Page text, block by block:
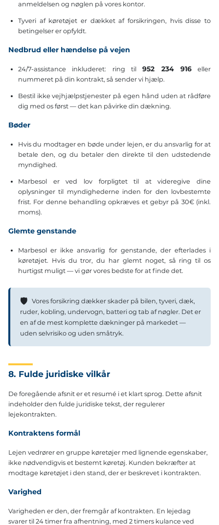
anmeldelsen og nøglen på vores kontor.
Tyveri af køretøjet er dækket af forsikringen, hvis disse to
betingelser er opfyldt.
Nedbrud eller hændelse på vejen
24/7-assistance inkluderet: ring til952 234 916eller
nummeret på din kontrakt, så sender vi hjælp.
Bestil ikke vejhjælpstjenester på egen hånd uden at rådføre
dig med os først — det kan påvirke din dækning.
Bøder
Hvis du modtager en bøde under lejen, er du ansvarlig for at
betale den, og du betaler den direkte til den udstedende
myndighed.
Marbesol er ved lov forpligtet til at videregive dine
oplysninger til myndighederne inden for den lovbestemte
frist. For denne behandling opkræves et gebyr på 30€ (inkl.
moms).
Glemte genstande
Marbesol er ikke ansvarlig for genstande, der efterlades i
køretøjet. Hvis du tror, du har glemt noget, så ring til os
hurtigst muligt — vi gør vores bedste for at finde det.
🛡 Vores forsikring dækker skader på bilen, tyveri, dæk,
ruder, kobling, undervogn, batteri og tab af nøgler. Det er
en af de mest komplette dækninger på markedet —
uden selvrisiko og uden småtryk.
8. Fulde juridiske vilkår
De foregående afsnit er et resumé i et klart sprog. Dette afsnit
indeholder den fulde juridiske tekst, der regulerer
lejekontrakten.
Kontraktens formål
Lejen vedrører en gruppe køretøjer med lignende egenskaber,
ikke nødvendigvis et bestemt køretøj. Kunden bekræfter at
modtage køretøjet i den stand, der er beskrevet i kontrakten.
Varighed
Varigheden er den, der fremgår af kontrakten. En lejedag
svarer til 24 timer fra afhentning, med 2 timers kulance ved